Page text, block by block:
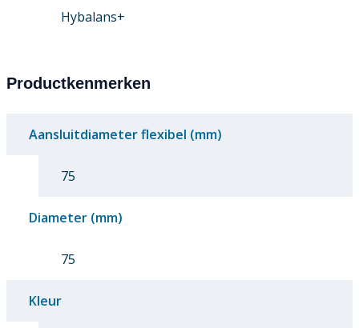
Hybalans+
Productkenmerken
Aansluitdiameter flexibel (mm)
75
Diameter (mm)
75
Kleur